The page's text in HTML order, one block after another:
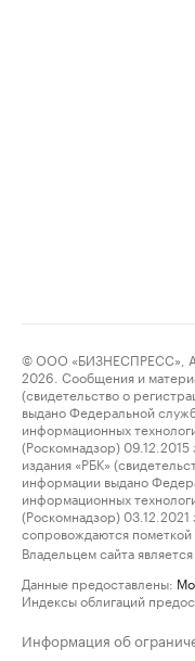
© ООО «БИЗНЕСПРЕСС»,
2026. Сообщения и
(свидетельство о
выдано Федеральной
информационных
(Роскомнадзор)
издания «РБК»
информации выдано
информационных
(Роскомнадзор)
сопровождаются пометкой
Владельцем сайта
Данные предоставлены:
Индексы облигаций
Информация об